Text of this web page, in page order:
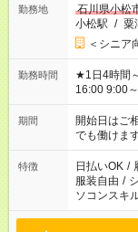
勤務地
石川県小松
小松駅 / 粟
＜シニア
勤務時間
★1日4時間～の時短シフ
16:00 9:00～
場合、他の
ん ※法令に
となります
短時間・短
期間
開始日は
でも働けま
特徴 日払いOK /
服装自由 /
ソコンスキ